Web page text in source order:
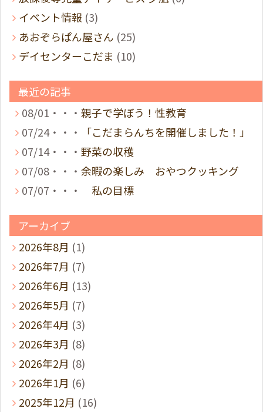
イベント情報 (3)
あおぞらぱん屋さん (25)
デイセンターこだま (10)
最近の記事
08/01・・・ 親子で学ぼう！性教育
07/24・・・
「こだまらんちを開催しました！」
07/14・・・ 野菜の収穫
07/08・・・ 余暇の楽しみ おやつクッキング
07/07・・・
私の目標
アーカイブ
2026年8月 (1)
2026年7月 (7)
2026年6月 (13)
2026年5月 (7)
2026年4月 (3)
2026年3月 (8)
2026年2月 (8)
2026年1月 (6)
2025年12月 (16)